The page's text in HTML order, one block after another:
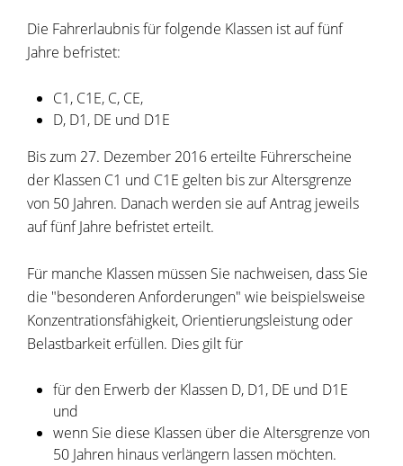
Die Fahrerlaubnis für folgende Klassen ist auf fünf
Jahre befristet:
C1, C1E, C, CE,
D, D1, DE und D1E
Bis zum 27. Dezember 2016 erteilte Führerscheine
der Klassen C1 und C1E gelten bis zur Altersgrenze
von 50 Jahren. Danach werden sie auf Antrag jeweils
auf fünf Jahre befristet erteilt.
Für manche Klassen müssen Sie nachweisen, dass Sie
die "besonderen Anforderungen" wie beispielsweise
Konzentrationsfähigkeit, Orientierungsleistung oder
Belastbarkeit erfüllen. Dies gilt für
für den Erwerb der Klassen D, D1, DE und D1E
und
wenn Sie diese Klassen über die Altersgrenze von
50 Jahren hinaus verlängern lassen möchten.